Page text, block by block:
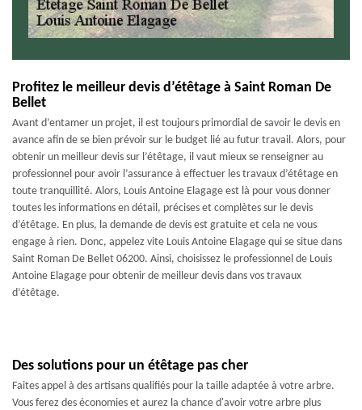
Profitez le meilleur devis d’étêtage à Saint Roman De
Bellet
Avant d’entamer un projet, il est toujours primordial de savoir le devis en
avance afin de se bien prévoir sur le budget lié au futur travail. Alors, pour
obtenir un meilleur devis sur l’étêtage, il vaut mieux se renseigner au
professionnel pour avoir l’assurance à effectuer les travaux d’étêtage en
toute tranquillité. Alors, Louis Antoine Elagage est là pour vous donner
toutes les informations en détail, précises et complètes sur le devis
d’étêtage. En plus, la demande de devis est gratuite et cela ne vous
engage à rien. Donc, appelez vite Louis Antoine Elagage qui se situe dans
Saint Roman De Bellet 06200. Ainsi, choisissez le professionnel de Louis
Antoine Elagage pour obtenir de meilleur devis dans vos travaux
d’étêtage.
Des solutions pour un étêtage pas cher
Faites appel à des artisans qualifiés pour la taille adaptée à votre arbre.
Vous ferez des économies et aurez la chance d'avoir votre arbre plus